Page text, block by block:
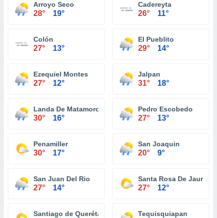
Arroyo Seco
28° 19°
Cadereyta
26° 11°
Colón
27° 13°
El Pueblito
29° 14°
Ezequiel Montes
27° 12°
Jalpan
31° 18°
Landa De Matamoros
30° 16°
Pedro Escobedo
27° 13°
Penamiller
30° 17°
San Joaquin
20° 9°
San Juan Del Rio
27° 14°
Santa Rosa De Jauregui
27° 12°
Santiago de Querétaro Tequisquiapan